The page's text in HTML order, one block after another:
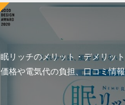
眠リッチのメリット・デメリッ
価格や電気代の負担、口コミ情